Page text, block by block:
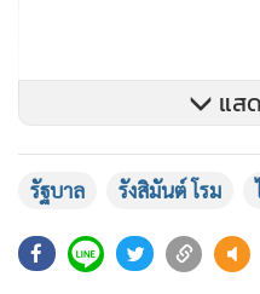
แส
รัฐบาล รังสิมันต์ โรม